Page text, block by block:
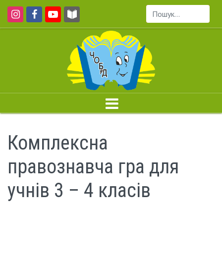
Пошук...
Комплексна
правознавча гра для
учнів 3 – 4 класів